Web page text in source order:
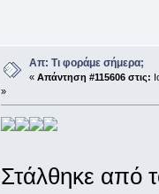
Απ: Τι φοράμε σήμερα;
« Απάντηση #115606 στις:
»
Στάλθηκε από